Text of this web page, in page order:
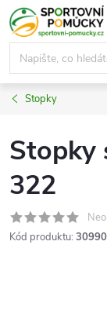
Přejít
na
obsah
Stopky
Stopky
322
Kód produktu: 30990